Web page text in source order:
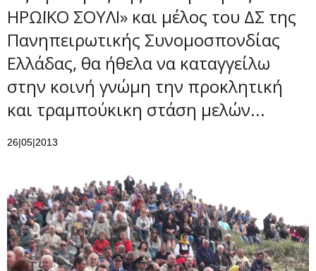
ΗΡΩΪΚΟ ΣΟΥΛΙ» και μέλος του ΔΣ της
Πανηπειρωτικής Συνομοσπονδίας
Ελλάδας, θα ήθελα να καταγγείλω
στην κοινή γνώμη την προκλητική
και τραμπούκικη στάση μελών...
26|05|2013